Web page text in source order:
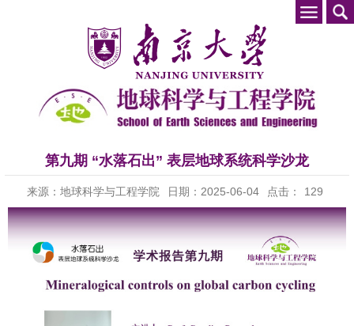
第九期 “水落石出” 表层地球系统科学沙龙
来源：地球科学与工程学院 日期：2025-06-04 点击： 129